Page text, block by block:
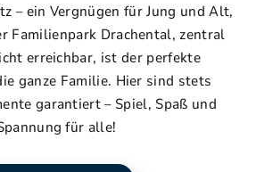
– ein Vergnügen für Jung und Alt,
Familienpark Drachental, zentral
erreichbar, ist der perfekte
ganze Familie. Hier sind stets
garantiert – Spiel, Spaß und
für alle!